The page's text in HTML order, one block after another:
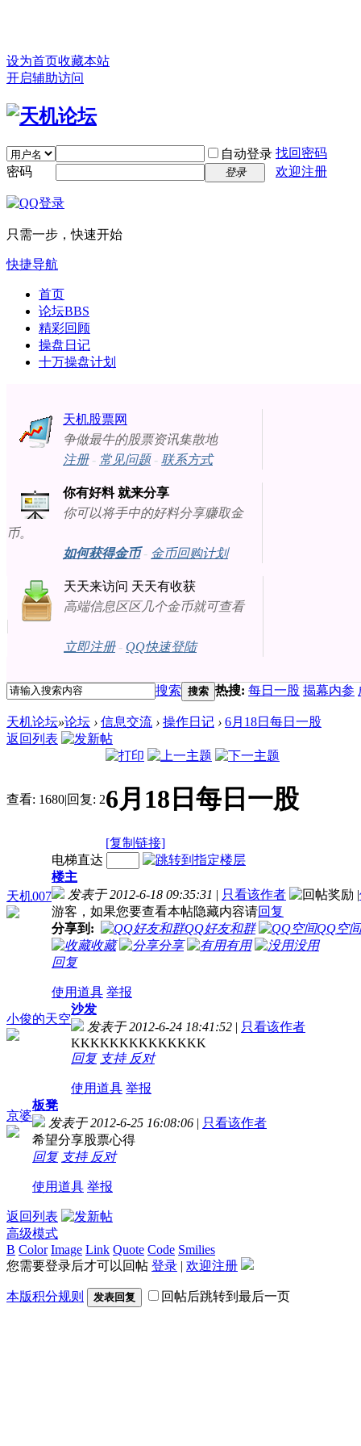
设为首页收藏本站
开启辅助访问
自动登录 找回密码
密码
登录 欢迎注册
只需一步，快速开始
快捷导航
首页
论坛BBS
精彩回顾
操盘日记
十万操盘计划
天机股票网
争做最牛的股票资讯集散地
注册- 常见问题- 联系方式
你有好料 就来分享
你可以将手中的好料分享赚取金
币。
如何获得金币- 金币回购计划
天天来访问 天天有收获
高端信息区区几个金币就可查看
立即注册- QQ快速登陆
搜索 搜索 热搜: 每日一股 揭幕内参
天机论坛»论坛 › 信息交流 › 操作日记 › 6月18日每日一股
返回列表
查看: 1680|回复: 26月18日每日一股
[复制链接]
天机007
电梯直达
楼主
发表于 2012-6-18 09:35:31 | 只看该作者 |
游客，如果您要查看本帖隐藏内容请回复
分享到:
QQ好友和群
QQ空间
收藏
分享 有用
没用
回复
使用道具 举报
小俊的天空
沙发
发表于 2012-6-24 18:41:52 | 只看该作者
KKKKKKKKKKKKKK
回复 支持 反对
使用道具 举报
京婆
板凳
发表于 2012-6-25 16:08:06 | 只看该作者
希望分享股票心得
回复 支持 反对
使用道具 举报
返回列表
高级模式
B Color Image Link Quote Code Smilies
您需要登录后才可以回帖 登录 | 欢迎注册
本版积分规则 发表回复 回帖后跳转到最后一页